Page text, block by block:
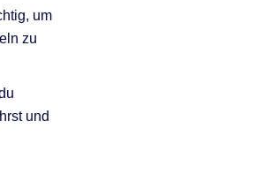
um
zu
und